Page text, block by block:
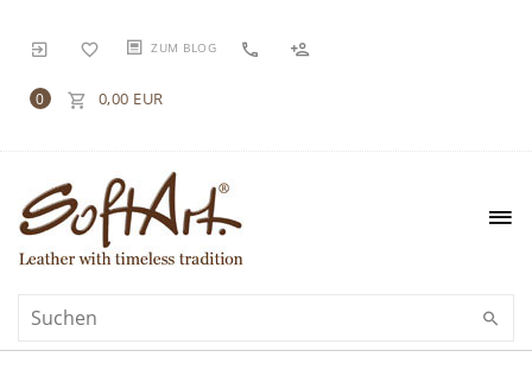
ZUM BLOG
0 0,00 EUR